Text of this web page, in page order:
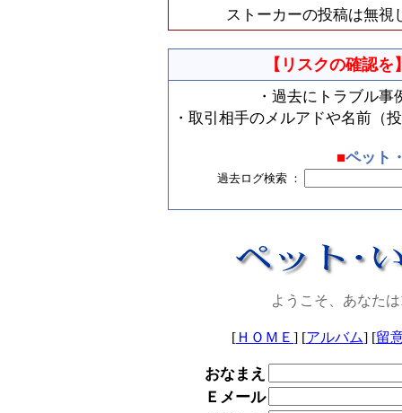
ストーカーの投稿は無視
【リスクの確認を
・過去にトラブル
・取引相手のメルアドや名前（
■ペット
過去ログ検索 ：
ようこそ、あなたは
[ ＨＯＭＥ ] [アルバム] [留
おなまえ
Ｅメール